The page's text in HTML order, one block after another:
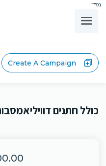
בס"ד
Create A Campaign
כולל חתנים